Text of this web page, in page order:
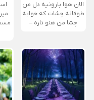
الان هوا بارونیه دل من
طوفانه چشات که خوابه
چشا من هنو تاره –